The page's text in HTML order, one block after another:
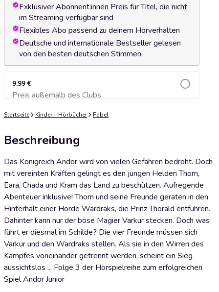
Exklusiver Abonnent:innen Preis für Titel, die nicht
im Streaming verfügbar sind
Flexibles Abo passend zu deinem Hörverhalten
Deutsche und internationale Bestseller gelesen
von den besten deutschen Stimmen
9,99 €
Preis außerhalb des ClubsZum Warenkorb hinzufügen
Startseite Kinder – Hörbücher Fabel
Beschreibung
Das Königreich Andor wird von vielen Gefahren bedroht. Doch
mit vereinten Kräften gelingt es den jungen Helden Thorn,
Eara, Chada und Kram das Land zu beschützen. Aufregende
Abenteuer inklusive! Thorn und seine Freunde geraten in den
Hinterhalt einer Horde Wardraks, die Prinz Thorald entführen.
Dahinter kann nur der böse Magier Varkur stecken. Doch was
führt er diesmal im Schilde? Die vier Freunde müssen sich
Varkur und den Wardraks stellen. Als sie in den Wirren des
Kampfes voneinander getrennt werden, scheint ein Sieg
aussichtslos ... Folge 3 der Hörspielreihe zum erfolgreichen
Spiel Andor Junior